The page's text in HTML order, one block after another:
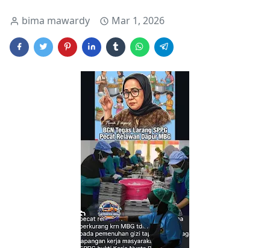
bima mawardy Mar 1, 2026